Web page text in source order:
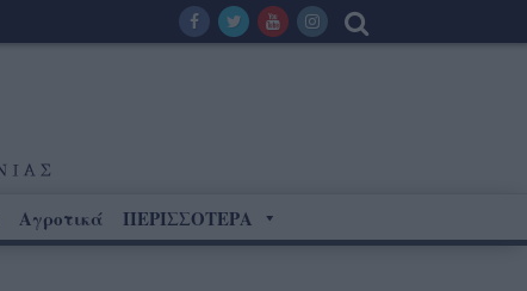
Αγροτικά ΠΕΡΙΣΣΟΤΕΡΑ